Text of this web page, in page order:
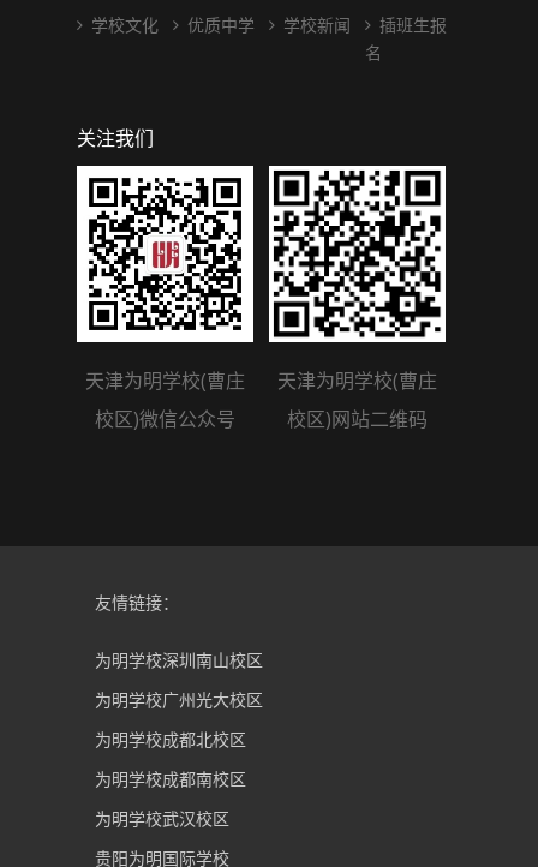
学校文化
优质中学
学校新闻
插班生报
名
关注我们
天津为明学校(曹庄
校区)微信公众号
天津为明学校(曹庄
校区)网站二维码
友情链接：
为明学校深圳南山校区
为明学校广州光大校区
为明学校成都北校区
为明学校成都南校区
为明学校武汉校区
贵阳为明国际学校